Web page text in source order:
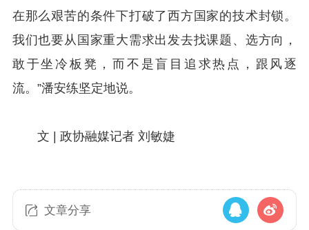
在那么艰苦的条件下打破了西方国家的技术封锁。
我们也要从国家重大需求出发去找课题、选方向，
敢于坐冷板凳，而不是盲目追求热点，跟风逐
流。”潘安练坚定地说。
文 | 政协融媒记者 刘敏婕
文章分享